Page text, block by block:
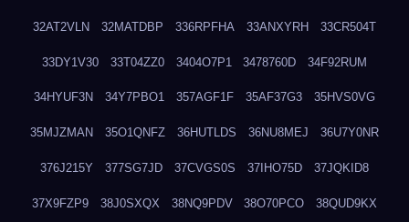
32AT2VLN 32MATDBP 336RPFHA 33ANXYRH 33CR504T
33DY1V30 33T04ZZ0 3404O7P1 3478760D 34F92RUM
34HYUF3N 34Y7PBO1 357AGF1F 35AF37G3 35HVS0VG
35MJZMAN 35O1QNFZ 36HUTLDS 36NU8MEJ 36U7Y0NR
376J215Y 377SG7JD 37CVGS0S 37IHO75D 37JQKID8
37X9FZP9 38J0SXQX 38NQ9PDV 38O70PCO 38QUD9KX